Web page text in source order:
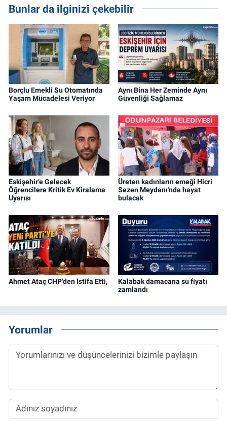
Bunlar da ilginizi çekebilir
Borçlu Emekli Su Otomatında
Yaşam Mücadelesi Veriyor
Aynı Bina Her Zeminde Aynı
Güvenliği Sağlamaz
Eskişehir’e Gelecek
Öğrencilere Kritik Ev Kiralama
Uyarısı
Üreten kadınların emeği Hicri
Sezen Meydanı'nda hayat
bulacak
Ahmet Ataç CHP'den İstifa Etti,
Kalabak damacana su fiyatı
zamlandı
Yorumlar